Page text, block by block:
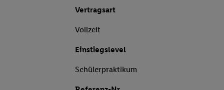
Vertragsart
Vollzeit
Einstiegslevel
Schülerpraktikum